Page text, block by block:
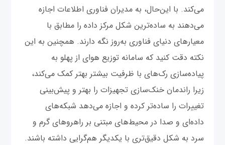
می‌کند. با این‌حال، به مدیران فناوری اطلاعات اجازه
می‌دهند به ساده‌ترین شکل مرکز داده را مطابق با
معیارهای دنیای فناوری به‌روز نگه دارند. همچنین به این
نکته دقت کنید که سامانه توزیع هوای از پهلو به
پیاده‌سازی رک‌های با ظرفیت بیشتر بهتر کمک می‌کند،
زیرا راندمان خنک‌سازی تجهیزات را بهتر و پیش‌بینی
تغییرات را ساده‌تر کرده و اجازه می‌دهد شبکه‌های
داده‌ای و صدا در محیط‌های مبتنی بر راهروهای گرم و
سرد به شکل دقیق‌تری با یکدیگر هم‌گرایی داشته باشند.